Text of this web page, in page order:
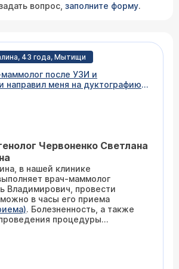
вопрос, заполните форму.
43 года, Мытищи
после УЗИ и
направил меня на дуктографию.
и как выполнить ее в Вашем
Червоненко Светлана
в нашей клинике
врач-маммолог
Владимирович, провести
в часы его приема
. Болезненность, а также
процедуры